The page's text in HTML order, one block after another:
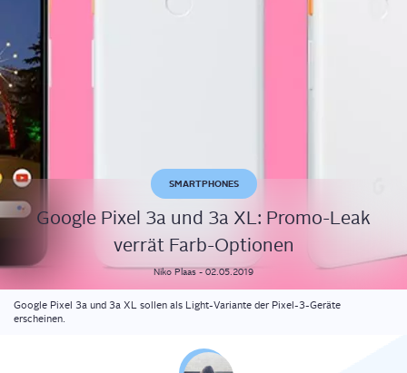
SMARTPHONES
Goog­le Pixel 3a und 3a XL: Pro­mo-Leak
ver­rät Farb-Optionen
NikoPlaas-02.05.2019
Google Pixel 3a und 3a XL sollen als Light-Variante der Pixel-3-Geräte
erscheinen.